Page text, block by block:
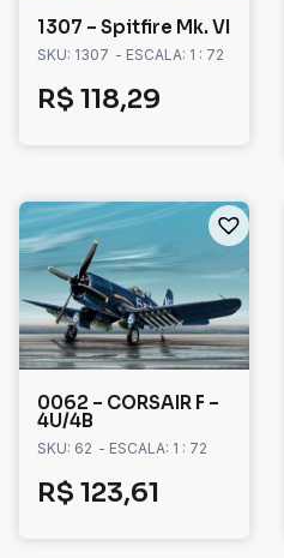
1307 – Spitfire Mk. VI
SKU: 1307 - ESCALA: 1 : 72
R$ 118,29
0062 – CORSAIR F –
4U/4B
SKU: 62 - ESCALA: 1 : 72
R$ 123,61